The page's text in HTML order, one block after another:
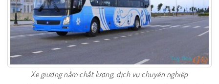
Xe giường nằm chất lượng, dịch vụ chuyên nghiệp